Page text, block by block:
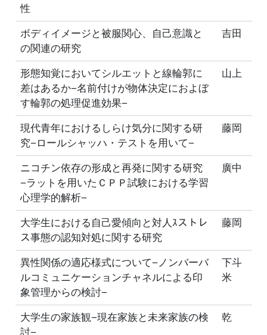
性
ボディイメージと被服関心、自己意識と
の関連の研究
吉田
形態知覚においてシルエットと線輪郭に
差はあるか−名前付けが物体決定におよぼ
す輪郭の処理促進効果−
山上
現代青年におけるしらけ気分に関する研
究−ロールシャッハ・テストを用いて−
藤岡
ニコチン依存の形成と再発に関する研究
−ラットを用いたＣＰＰ試験における学習
心理学的解析−
廣中
大学生における自己愛傾向と対人ｽストレ
ス事態の認知対処に関する研究
藤岡
異性関係の適応様式について−ノンバーバ
ルコミュニケーションチャネルによる印
象管理からの検討−
下斗
米
大学生の家族観−現在家族と未来家族の検
討−
乾